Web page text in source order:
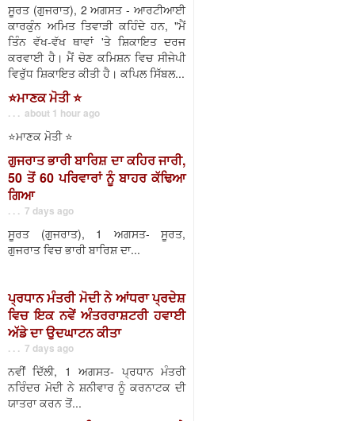
ਸੂਰਤ (ਗੁਜਰਾਤ), 2 ਅਗਸਤ - ਆਰਟੀਆਈ
ਕਾਰਕੁੰਨ ਅਮਿਤ ਤਿਵਾੜੀ ਕਹਿੰਦੇ ਹਨ, "ਮੈਂ
ਤਿੰਨ ਵੱਖ-ਵੱਖ ਥਾਵਾਂ 'ਤੇ ਸ਼ਿਕਾਇਤ ਦਰਜ
ਕਰਵਾਈ ਹੈ। ਮੈਂ ਚੋਣ ਕਮਿਸ਼ਨ ਵਿਚ ਸੀਜੇਪੀ
ਵਿਰੁੱਧ ਸ਼ਿਕਾਇਤ ਕੀਤੀ ਹੈ। ਕਪਿਲ ਸਿੱਬਲ...
⭐️ਮਾਣਕ ਮੋਤੀ ⭐️
. . . about 1 hour ago
⭐️ਮਾਣਕ ਮੋਤੀ ⭐️
ਗੁਜਰਾਤ ਭਾਰੀ ਬਾਰਿਸ਼ ਦਾ ਕਹਿਰ ਜਾਰੀ,
50 ਤੋਂ 60 ਪਰਿਵਾਰਾਂ ਨੂੰ ਬਾਹਰ ਕੱਢਿਆ
ਗਿਆ
. . . 7 days ago
ਸੂਰਤ (ਗੁਜਰਾਤ), 1 ਅਗਸਤ- ਸੂਰਤ,
ਗੁਜਰਾਤ ਵਿਚ ਭਾਰੀ ਬਾਰਿਸ਼ ਦਾ...
ਪ੍ਰਧਾਨ ਮੰਤਰੀ ਮੋਦੀ ਨੇ ਆਂਧਰਾ ਪ੍ਰਦੇਸ਼
ਵਿਚ ਇਕ ਨਵੇਂ ਅੰਤਰਰਾਸ਼ਟਰੀ ਹਵਾਈ
ਅੱਡੇ ਦਾ ਉਦਘਾਟਨ ਕੀਤਾ
. . . 7 days ago
ਨਵੀਂ ਦਿੱਲੀ, 1 ਅਗਸਤ- ਪ੍ਰਧਾਨ ਮੰਤਰੀ
ਨਰਿੰਦਰ ਮੋਦੀ ਨੇ ਸ਼ਨੀਵਾਰ ਨੂੰ ਕਰਨਾਟਕ ਦੀ
ਯਾਤਰਾ ਕਰਨ ਤੋਂ...